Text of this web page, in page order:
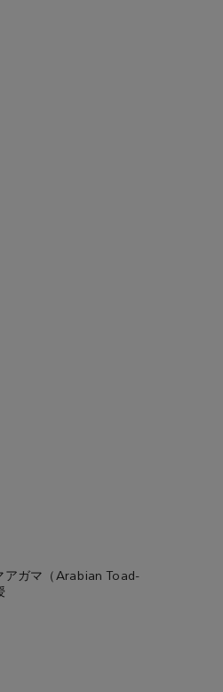
アガマ（Arabian Toad-